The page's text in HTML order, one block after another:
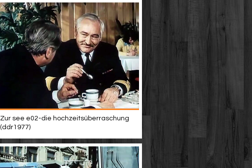
Zur see e02-die hochzeitsüberraschung
(ddr1977)